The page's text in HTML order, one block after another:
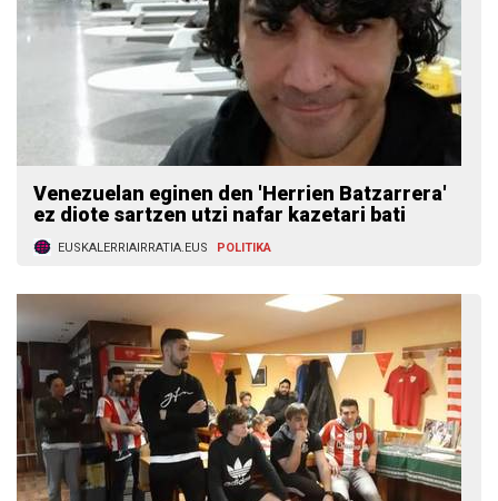
Venezuelan eginen den 'Herrien Batzarrera'
ez diote sartzen utzi nafar kazetari bati
EUSKALERRIAIRRATIA.EUS POLITIKA